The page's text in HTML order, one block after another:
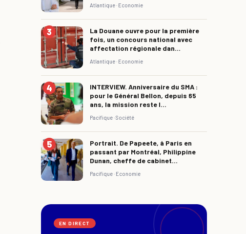
Atlantique · Economie
La Douane ouvre pour la première
fois, un concours national avec
affectation régionale dan...
Atlantique · Economie
INTERVIEW. Anniversaire du SMA :
pour le Général Bellon, depuis 65
ans, la mission reste l...
Pacifique ·Société
Portrait. De Papeete, à Paris en
passant par Montréal, Philippine
Dunan, cheffe de cabinet...
Pacifique · Economie
EN DIRECT